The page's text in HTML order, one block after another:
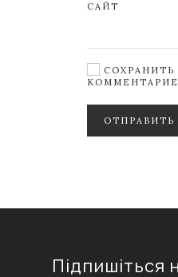
САЙТ
Підпишіться